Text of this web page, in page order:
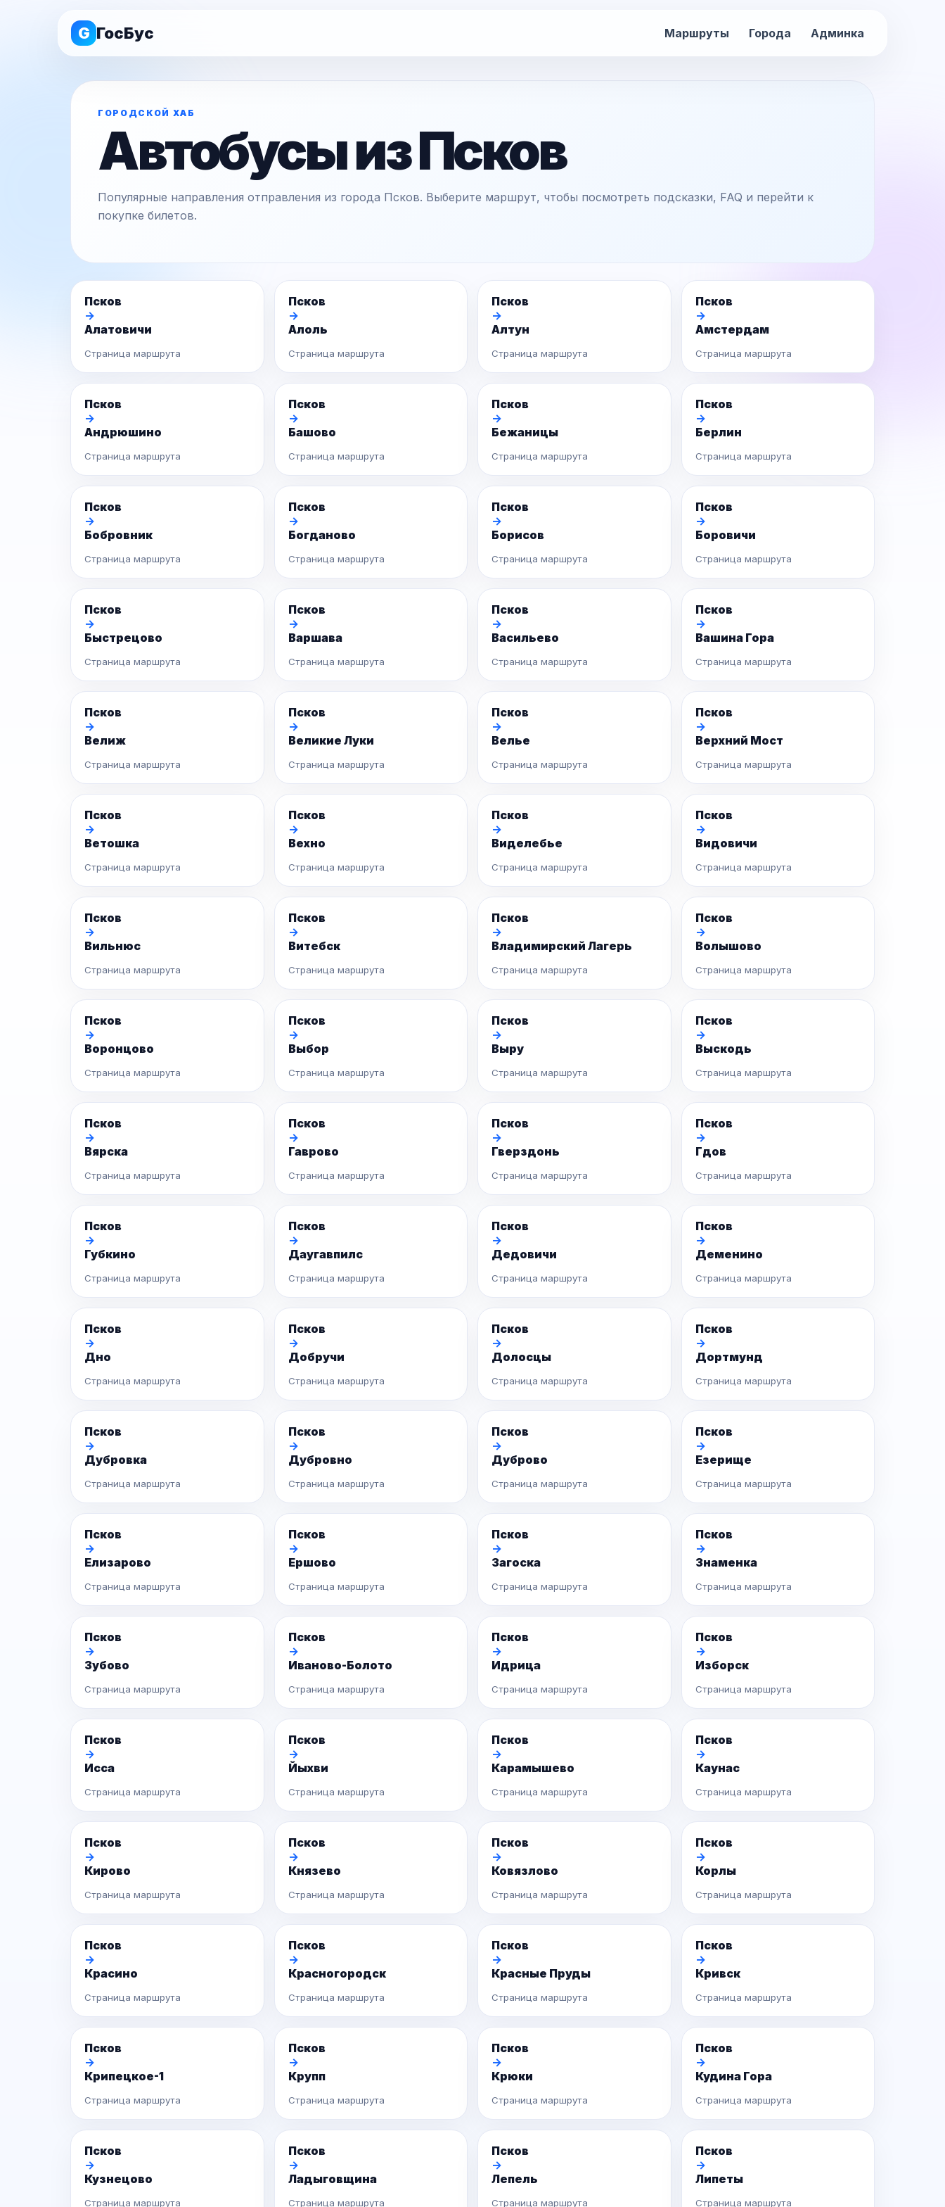
G ГосБус Маршруты Города Админка
ГОРОДСКОЙ ХАБ
Автобусы из Псков
Популярные направления отправления из города Псков. Выберите маршрут, чтобы посмотреть подсказки, FAQ и перейти к
покупке билетов.
Псков
→
Алатовичи
Страница маршрута
Псков
→
Алоль
Страница маршрута
Псков
→
Алтун
Страница маршрута
Псков
→
Амстердам
Страница маршрута
Псков
→
Андрюшино
Страница маршрута
Псков
→
Башово
Страница маршрута
Псков
→
Бежаницы
Страница маршрута
Псков
→
Берлин
Страница маршрута
Псков
→
Бобровник
Страница маршрута
Псков
→
Богданово
Страница маршрута
Псков
→
Борисов
Страница маршрута
Псков
→
Боровичи
Страница маршрута
Псков
→
Быстрецово
Страница маршрута
Псков
→
Варшава
Страница маршрута
Псков
→
Васильево
Страница маршрута
Псков
→
Вашина Гора
Страница маршрута
Псков
→
Велиж
Страница маршрута
Псков
→
Великие Луки
Страница маршрута
Псков
→
Велье
Страница маршрута
Псков
→
Верхний Мост
Страница маршрута
Псков
→
Ветошка
Страница маршрута
Псков
→
Вехно
Страница маршрута
Псков
→
Виделебье
Страница маршрута
Псков
→
Видовичи
Страница маршрута
Псков
→
Вильнюс
Страница маршрута
Псков
→
Витебск
Страница маршрута
Псков
→
Владимирский Лагерь
Страница маршрута
Псков
→
Волышово
Страница маршрута
Псков
→
Воронцово
Страница маршрута
Псков
→
Выбор
Страница маршрута
Псков
→
Выру
Страница маршрута
Псков
→
Выскодь
Страница маршрута
Псков
→
Вярска
Страница маршрута
Псков
→
Гаврово
Страница маршрута
Псков
→
Гверздонь
Страница маршрута
Псков
→
Гдов
Страница маршрута
Псков
→
Губкино
Страница маршрута
Псков
→
Даугавпилс
Страница маршрута
Псков
→
Дедовичи
Страница маршрута
Псков
→
Деменино
Страница маршрута
Псков
→
Дно
Страница маршрута
Псков
→
Добручи
Страница маршрута
Псков
→
Долосцы
Страница маршрута
Псков
→
Дортмунд
Страница маршрута
Псков
→
Дубровка
Страница маршрута
Псков
→
Дубровно
Страница маршрута
Псков
→
Дуброво
Страница маршрута
Псков
→
Езерище
Страница маршрута
Псков
→
Елизарово
Страница маршрута
Псков
→
Ершово
Страница маршрута
Псков
→
Загоска
Страница маршрута
Псков
→
Знаменка
Страница маршрута
Псков
→
Зубово
Страница маршрута
Псков
→
Иваново-Болото
Страница маршрута
Псков
→
Идрица
Страница маршрута
Псков
→
Изборск
Страница маршрута
Псков
→
Исса
Страница маршрута
Псков
→
Йыхви
Страница маршрута
Псков
→
Карамышево
Страница маршрута
Псков
→
Каунас
Страница маршрута
Псков
→
Кирово
Страница маршрута
Псков
→
Князево
Страница маршрута
Псков
→
Ковязлово
Страница маршрута
Псков
→
Корлы
Страница маршрута
Псков
→
Красино
Страница маршрута
Псков
→
Красногородск
Страница маршрута
Псков
→
Красные Пруды
Страница маршрута
Псков
→
Кривск
Страница маршрута
Псков
→
Крипецкое-1
Страница маршрута
Псков
→
Крупп
Страница маршрута
Псков
→
Крюки
Страница маршрута
Псков
→
Кудина Гора
Страница маршрута
Псков
→
Кузнецово
Страница маршрута
Псков
→
Ладыговщина
Страница маршрута
Псков
→
Лепель
Страница маршрута
Псков
→
Липеты
Страница маршрута